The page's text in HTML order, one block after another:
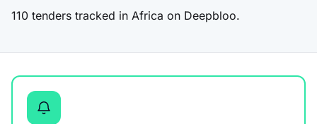
110 tenders tracked in Africa on Deepbloo.